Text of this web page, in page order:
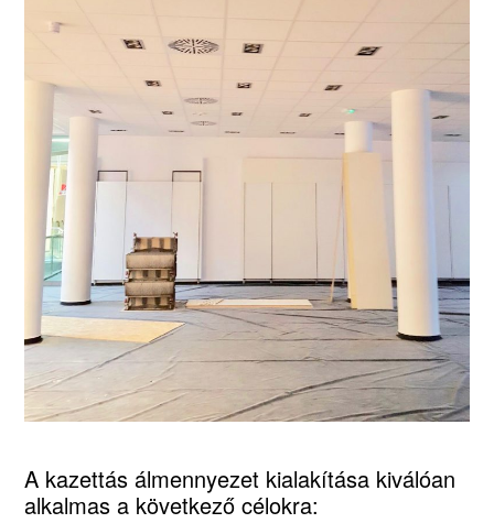
A kazettás álmennyezet kialakítása kiválóan
alkalmas a következő célokra: